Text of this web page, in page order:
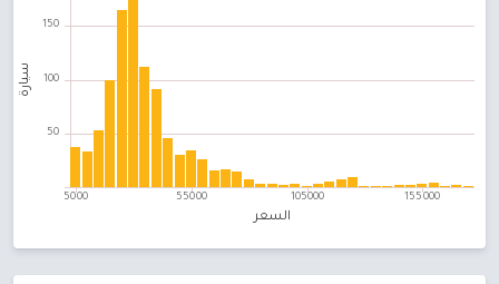
Ford Escape